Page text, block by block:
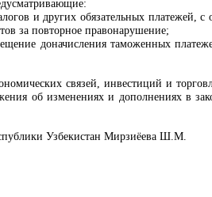
и других обязательных платежей,
за повторное правонарушение;
доначисления таможенных
связей, инвестиций и
об изменениях и дополнениях в
Узбекистан Мирзиёева Ш.М.